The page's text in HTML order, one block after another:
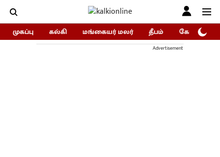
முகப்பு கல்கி மங்கையர் மலர் தீபம் கோகுலம்/
Advertisement